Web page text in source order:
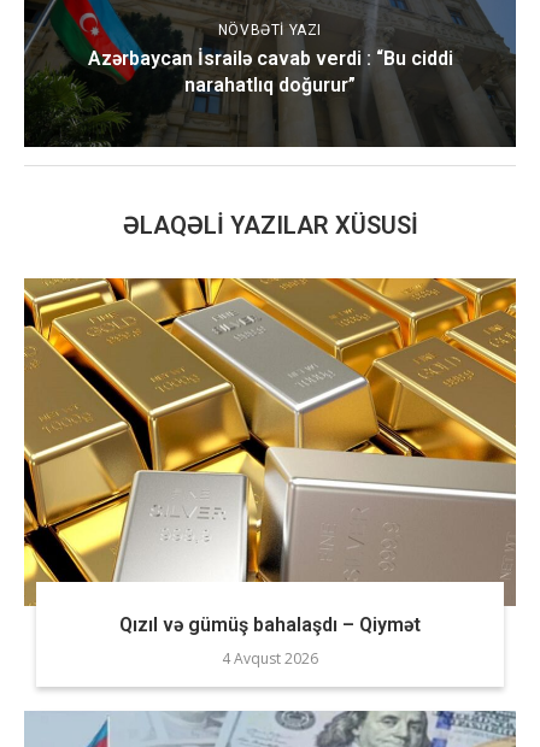
NÖVBƏTI YAZI
Azərbaycan İsrailə cavab verdi : “Bu ciddi
narahatlıq doğurur”
ƏLAQƏLI YAZILAR XÜSUSI
Qızıl və gümüş bahalaşdı – Qiymət
4 Avqust 2026